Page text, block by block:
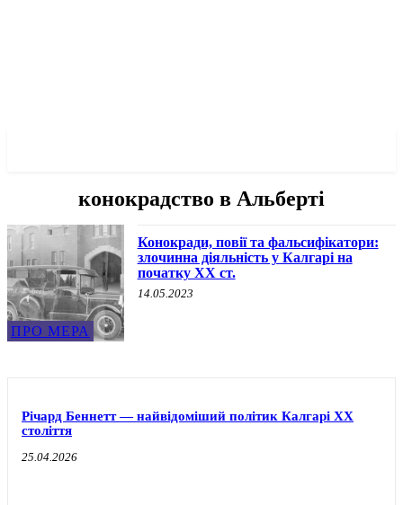
конокрадство в Альберті
ПРО МЕРА
Конокради, повії та фальсифікатори:
злочинна діяльність у Калгарі на
початку ХХ ст.
14.05.2023
Річард Беннетт — найвідоміший політик Калгарі XX
століття
25.04.2026